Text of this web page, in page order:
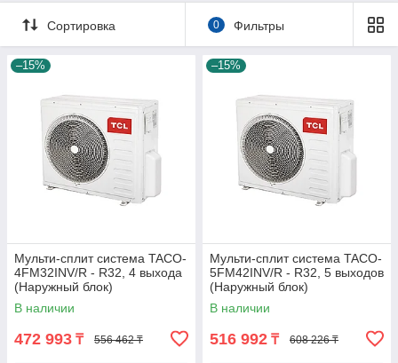
Сортировка 0 Фильтры
–15%
Мульти-сплит система TACO-
4FM32INV/R - R32, 4 выхода
(Наружный блок)
В наличии
472 993 ₸ 556 462 ₸
–15%
Мульти-сплит система TACO-
5FM42INV/R - R32, 5 выходов
(Наружный блок)
В наличии
516 992 ₸ 608 226 ₸